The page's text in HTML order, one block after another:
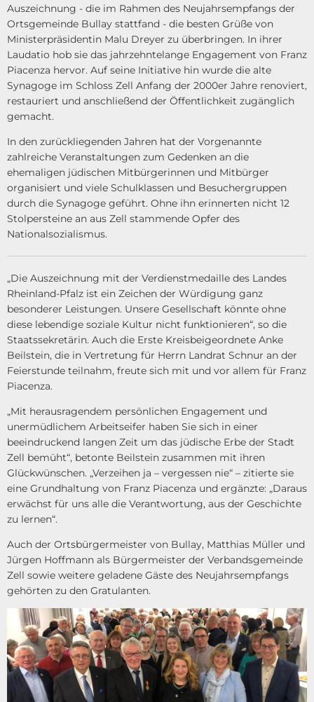
Auszeichnung - die im Rahmen des Neujahrsempfangs der
Ortsgemeinde Bullay stattfand - die besten Grüße von
Ministerpräsidentin Malu Dreyer zu überbringen. In ihrer
Laudatio hob sie das jahrzehntelange Engagement von Franz
Piacenza hervor. Auf seine Initiative hin wurde die alte
Synagoge im Schloss Zell Anfang der 2000er Jahre renoviert,
restauriert und anschließend der Öffentlichkeit zugänglich
gemacht.
In den zurückliegenden Jahren hat der Vorgenannte
zahlreiche Veranstaltungen zum Gedenken an die
ehemaligen jüdischen Mitbürgerinnen und Mitbürger
organisiert und viele Schulklassen und Besuchergruppen
durch die Synagoge geführt. Ohne ihn erinnerten nicht 12
Stolpersteine an aus Zell stammende Opfer des
Nationalsozialismus.
„Die Auszeichnung mit der Verdienstmedaille des Landes
Rheinland-Pfalz ist ein Zeichen der Würdigung ganz
besonderer Leistungen. Unsere Gesellschaft könnte ohne
diese lebendige soziale Kultur nicht funktionieren“, so die
Staatssekretärin. Auch die Erste Kreisbeigeordnete Anke
Beilstein, die in Vertretung für Herrn Landrat Schnur an der
Feierstunde teilnahm, freute sich mit und vor allem für Franz
Piacenza.
„Mit herausragendem persönlichen Engagement und
unermüdlichem Arbeitseifer haben Sie sich in einer
beeindruckend langen Zeit um das jüdische Erbe der Stadt
Zell bemüht“, betonte Beilstein zusammen mit ihren
Glückwünschen. „Verzeihen ja – vergessen nie“ – zitierte sie
eine Grundhaltung von Franz Piacenza und ergänzte: „Daraus
erwächst für uns alle die Verantwortung, aus der Geschichte
zu lernen“.
Auch der Ortsbürgermeister von Bullay, Matthias Müller und
Jürgen Hoffmann als Bürgermeister der Verbandsgemeinde
Zell sowie weitere geladene Gäste des Neujahrsempfangs
gehörten zu den Gratulanten.